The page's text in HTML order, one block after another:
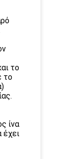
το
το
ίνα
έχει